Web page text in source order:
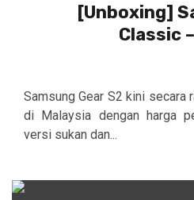
[Unboxing]
Classic
Samsung Gear S2 kini secara
di Malaysia dengan harga
versi sukan dan...